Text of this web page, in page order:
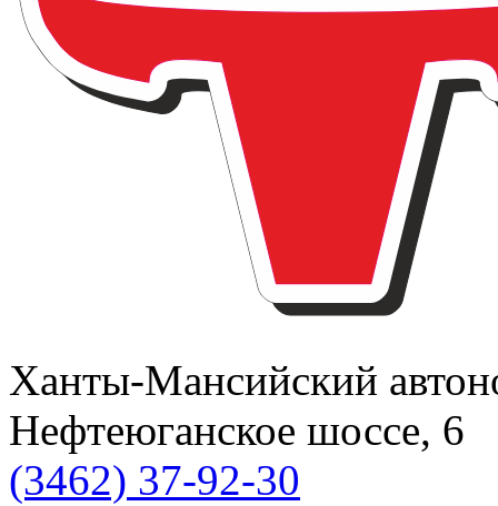
Ханты-Мансийский
Нефтеюганское шоссе, 6
(3462) 37-92-30